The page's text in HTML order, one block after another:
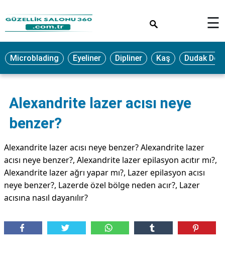
MAKYAJ
MİCROBLADİNG
LAZER
TIRNAK
PEELİNG
ERKEK
BAKIMI
BAKIMI
☰
Microblading Eyeliner Dipliner Kaş Dudak
Alexandrite lazer acısı neye
benzer?
Alexandrite lazer acısı neye benzer? Alexandrite lazer
acısı neye benzer?, Alexandrite lazer epilasyon acıtır mı?,
Alexandrite lazer ağrı yapar mı?, Lazer epilasyon acısı
neye benzer?, Lazerde özel bölge neden acır?, Lazer
acısına nasıl dayanılır?